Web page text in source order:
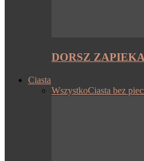
DORSZ
Ciasta
WszystkoCiasta bez